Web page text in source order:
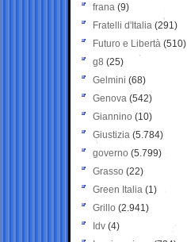
frana (9)
Fratelli d'Italia (291)
Futuro e Libertà (510)
g8 (25)
Gelmini (68)
Genova (542)
Giannino (10)
Giustizia (5.784)
governo (5.799)
Grasso (22)
Green Italia (1)
Grillo (2.941)
Idv (4)